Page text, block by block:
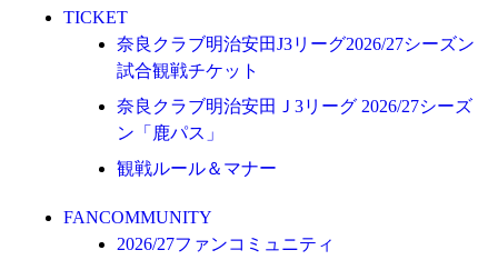
プロジェクト
コーチ&スタッフ
ジュニア
ジュニアユース
ユース
SCHOOL
TICKET
奈良クラブ明治安田J3リーグ2026/27シーズン
試合観戦チケット
奈良クラブ明治安田Ｊ3リーグ 2026/27シーズ
ン「鹿パス」
観戦ルール＆マナー
FANCOMMUNITY
2026/27ファンコミュニティ